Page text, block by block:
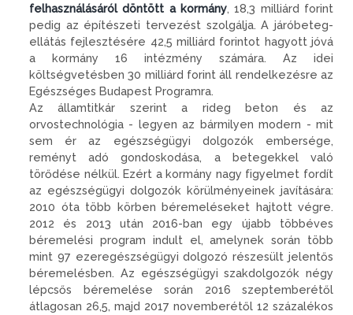
felhasználásáról döntött a kormány, 18,3 milliárd forint
pedig az építészeti tervezést szolgálja. A járóbeteg-
ellátás fejlesztésére 42,5 milliárd forintot hagyott jóvá
a kormány 16 intézmény számára. Az idei
költségvetésben 30 milliárd forint áll rendelkezésre az
Egészséges Budapest Programra.
Az államtitkár szerint a rideg beton és az
orvostechnológia - legyen az bármilyen modern - mit
sem ér az egészségügyi dolgozók embersége,
reményt adó gondoskodása, a betegekkel való
törődése nélkül. Ezért a kormány nagy figyelmet fordít
az egészségügyi dolgozók körülményeinek javítására:
2010 óta több körben béremeléseket hajtott végre.
2012 és 2013 után 2016-ban egy újabb többéves
béremelési program indult el, amelynek során több
mint 97 ezeregészségügyi dolgozó részesült jelentős
béremelésben. Az egészségügyi szakdolgozók négy
lépcsős béremelése során 2016 szeptemberétől
átlagosan 26,5, majd 2017 novemberétől 12 százalékos